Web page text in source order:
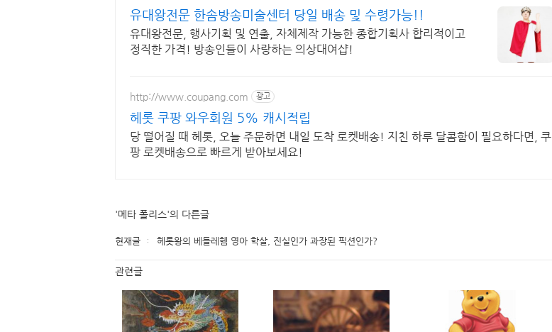
유대왕전문 한솜방송미술센터 당일 배송 및 수령가능!!
유대왕전문, 행사기획 및 연출, 자체제작 가능한 종합기획사 합리적이고
정직한 가격! 방송인들이 사랑하는 의상대여샵!
http://www.coupang.com 광고
헤롯 쿠팡 와우회원 5% 캐시적립
당 떨어질 때 헤롯, 오늘 주문하면 내일 도착 로켓배송! 지친 하루 달콤함이 필요하다면, 쿠
팡 로켓배송으로 빠르게 받아보세요!
'메타 폴리스'의 다른글
현재글 헤롯왕의 베들레헴 영아 학살, 진실인가 과장된 픽션인가?
관련글